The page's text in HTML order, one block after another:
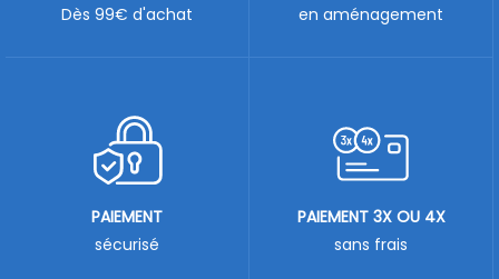
Dès 99€ d'achat
en aménagement
PAIEMENT
sécurisé
PAIEMENT 3X OU 4X
sans frais